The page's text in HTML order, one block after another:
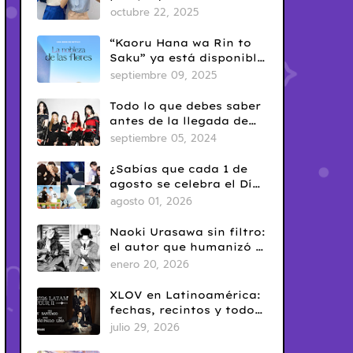
era en el BL tailandés
octubre 22, 2025
“Kaoru Hana wa Rin to
Saku” ya está disponible
en Netflix: romance
clásico
septiembre 09, 2025
Todo lo que debes saber
antes de la llegada de
ARTMS a Latinoamérica
septiembre 05, 2024
¿Sabías que cada 1 de
agosto se celebra el Día
del Yaoi? Así nació una
conocidas del fandom
BL
agosto 01, 2026
Naoki Urasawa sin filtro:
el autor que humanizó el
mal
enero 20, 2026
XLOV en Latinoamérica:
fechas, recintos y todo
sobre la venta de
julio 29, 2026